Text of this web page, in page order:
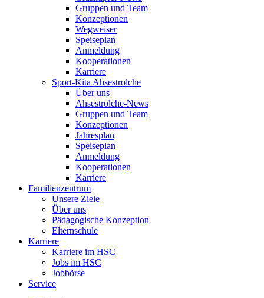
Gruppen und Team
Konzeptionen
Wegweiser
Speiseplan
Anmeldung
Kooperationen
Karriere
Sport-Kita Ahsestrolche
Über uns
Ahsestrolche-News
Gruppen und Team
Konzeptionen
Jahresplan
Speiseplan
Anmeldung
Kooperationen
Karriere
Familienzentrum
Unsere Ziele
Über uns
Pädagogische Konzeption
Elternschule
Karriere
Karriere im HSC
Jobs im HSC
Jobbörse
Service